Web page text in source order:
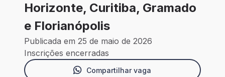
Horizonte, Curitiba, Gramado
e Florianópolis
Publicada em 25 de maio de 2026
Inscrições encerradas
Compartilhar vaga